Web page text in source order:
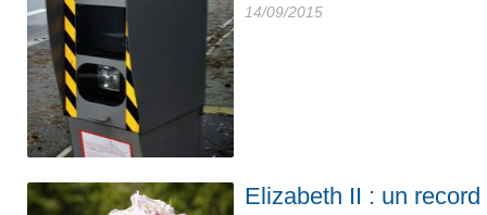
14/09/2015
Elizabeth II : un